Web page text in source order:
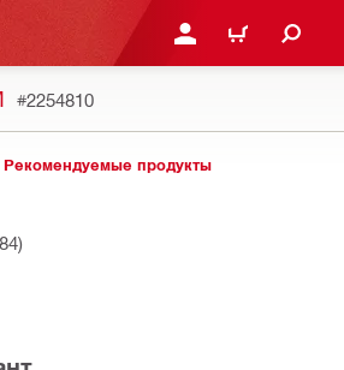
ВОЙДИТЕ В СВОЮ
КОРЗИНА
#2254810
Рекомендуемые продукты